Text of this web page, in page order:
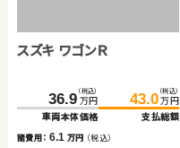
スズキ ワゴンＲ
36.9 （税込）
万円
車両本体価格
43.0 （税込）
万円
支払総額
諸費用：6.1 万円 （税込）
168.0（税込）
万円
諸費用：11.7万円（税込）
あり 大分県
年式 2019年 走行
134.1（税込）
万円
諸費用：10.7万円（税込）
なし 鳥取県
年式 2019年 走行